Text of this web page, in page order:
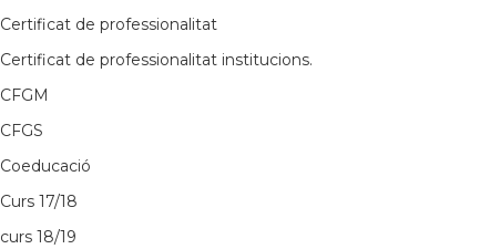
Certificat de professionalitat
Certificat de professionalitat institucions.
CFGM
CFGS
Coeducació
Curs 17/18
curs 18/19